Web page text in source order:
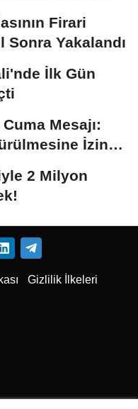
Firari
Sonra Yakalandı
İlk Gün
Mesajı:
İzin
2 Milyon
Gizlilik İlkeleri